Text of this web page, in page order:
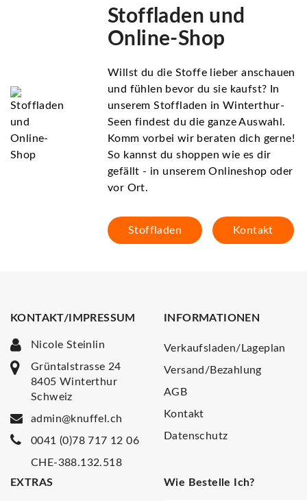
Stoffladen und
Online-Shop
Willst du die Stoffe lieber anschauen
und fühlen bevor du sie kaufst? In
unserem Stoffladen in Winterthur-
Seen findest du die ganze Auswahl.
Komm vorbei wir beraten dich gerne!
So kannst du shoppen wie es dir
gefällt - in unserem Onlineshop oder
vor Ort.
Stoffladen Kontakt
KONTAKT/IMPRESSUM
Nicole Steinlin
Grüntalstrasse 24
8405 Winterthur
Schweiz
admin@knuffel.ch
0041 (0)78 717 12 06
CHE-388.132.518
INFORMATIONEN
Verkaufsladen/Lageplan
Versand/Bezahlung
AGB
Kontakt
Datenschutz
EXTRAS Wie Bestelle Ich?